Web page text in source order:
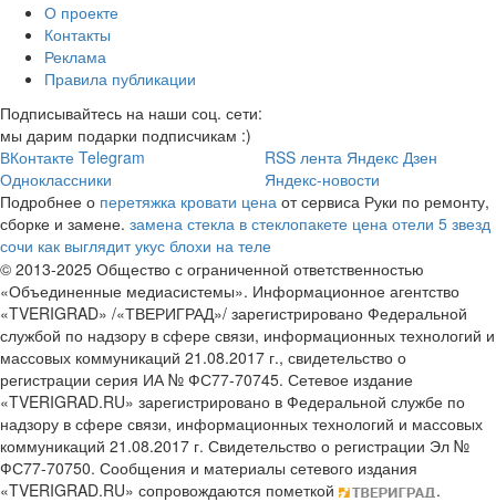
О проекте
Контакты
Реклама
Правила публикации
Подписывайтесь на наши соц. сети:
мы дарим подарки подписчикам :)
ВКонтакте Telegram
Одноклассники
RSS лента Яндекс Дзен
Яндекс-новости
Подробнее о перетяжка кровати цена от сервиса Руки по ремонту,
сборке и замене. замена стекла в стеклопакете цена отели 5 звезд
сочи как выглядит укус блохи на теле
© 2013-2025 Общество с ограниченной ответственностью
«Объединенные медиасистемы». Информационное агентство
«TVERIGRAD» /«ТВЕРИГРАД»/ зарегистрировано Федеральной
службой по надзору в сфере связи, информационных технологий и
массовых коммуникаций 21.08.2017 г., свидетельство о
регистрации серия ИА № ФС77-70745. Сетевое издание
«TVERIGRAD.RU» зарегистрировано в Федеральной службе по
надзору в сфере связи, информационных технологий и массовых
коммуникаций 21.08.2017 г. Свидетельство о регистрации Эл №
ФС77-70750. Сообщения и материалы сетевого издания
«TVERIGRAD.RU» сопровождаются пометкой
.